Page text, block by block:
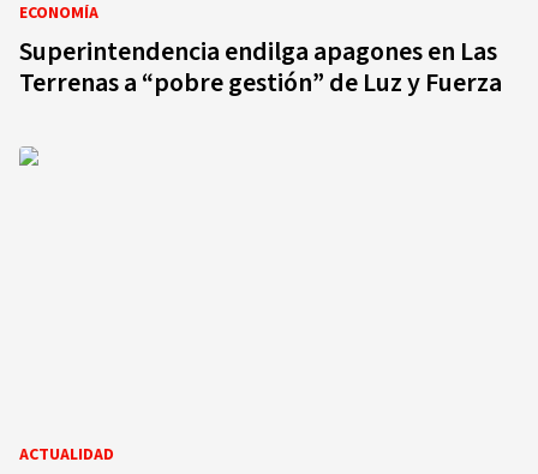
ECONOMÍA
Superintendencia endilga apagones en Las
Terrenas a “pobre gestión” de Luz y Fuerza
ACTUALIDAD